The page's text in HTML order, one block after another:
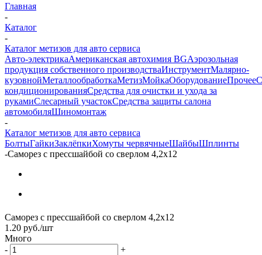
Главная
-
Каталог
-
Каталог метизов для авто сервиса
Авто-электрикаАмериканская автохимия BGАэрозольная
продукция собственного производстваИнструментМалярно-
кузовнойМеталлообработкаМетизМойкаОборудованиеПрочее
кондиционированияСредства для очистки и ухода за
рукамиСлесарный участокСредства защиты салона
автомобиляШиномонтаж
-
Каталог метизов для авто сервиса
БолтыГайкиЗаклёпкиХомуты червячныеШайбыШплинты
-Саморез с прессшайбой со сверлом 4,2х12
Саморез с прессшайбой со сверлом 4,2х12
1.20 руб./шт
Много
-
+